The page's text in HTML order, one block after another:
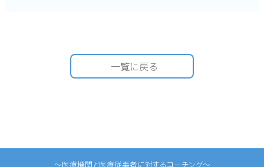
一覧に戻る
〜医療機関と医療従事者に対するコーチング〜